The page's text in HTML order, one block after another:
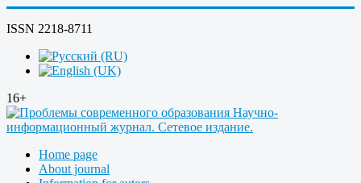
ISSN 2218-8711
16+
Home page
About journal